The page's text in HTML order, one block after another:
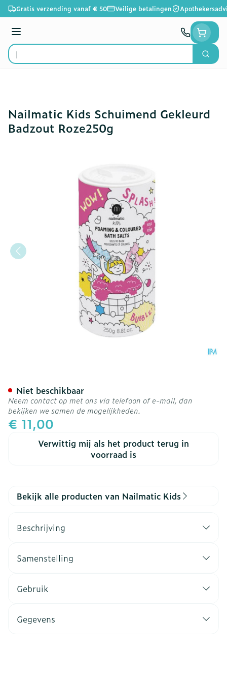
Ga naar de inhoud
Gratis verzending vanaf € 50 Veilige betalingen
Menu
Product, merk, categorie...
Zoek
Nailmatic Kids Schuimend Gekleurd
Badzout Roze250g
€ 11,00
Verwittig mij als het product terug in
voorraad is
Niet beschikbaar
Neem contact op met ons via telefoon of e-mail, dan
bekijken we samen de mogelijkheden.
Bekijk alle producten van Nailmatic Kids
Beschrijving
Samenstelling
Gebruik
Gegevens